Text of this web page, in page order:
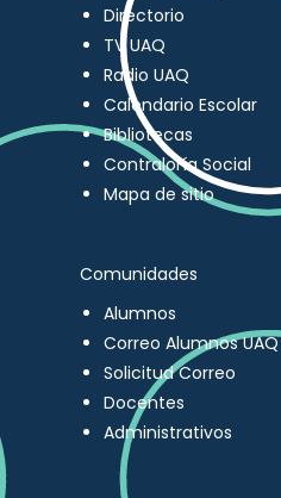
Directorio
TV UAQ
Radio UAQ
Calendario Escolar
Bibliotecas
Contraloría Social
Mapa de sitio
Comunidades
Alumnos
Correo Alumnos UAQ
Solicitud Correo
Docentes
Administrativos